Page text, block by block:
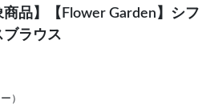
商品】【Flower Garden】シフ
ブラウス
）